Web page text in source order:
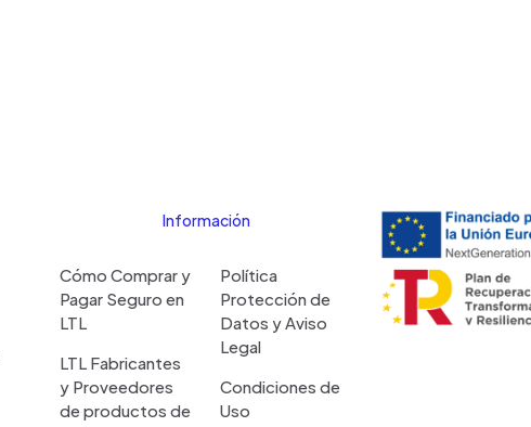
Información
Cómo Comprar y
Pagar Seguro en
LTL
LTL Fabricantes
y Proveedores
de productos de
Política
Protección de
Datos y Aviso
Legal
Condiciones de
Uso